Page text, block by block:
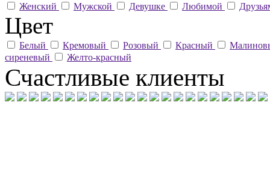
Женский Мужской Девушке Любимой
Цвет
Белый Кремовый Розовый Красный
сиреневый
Желто-красный
Счастливые клиенты